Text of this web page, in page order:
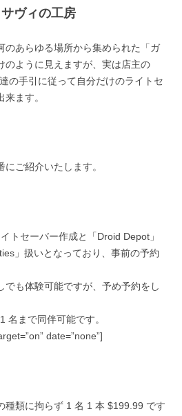
ヴィの工房
のあらゆる場所から集められた「ガ
のように見えますが、実は店主の
の手引に従って自分だけのライトセ
ます。
ご紹介いたします。
トセーバー作成と「Droid Depot」
」扱いとなっており、事前の予約
でも体験可能ですが、予め予約をし
名まで同伴可能です。
date=”none”]
種類に拘らず 1 名 1 本 $199.99 です